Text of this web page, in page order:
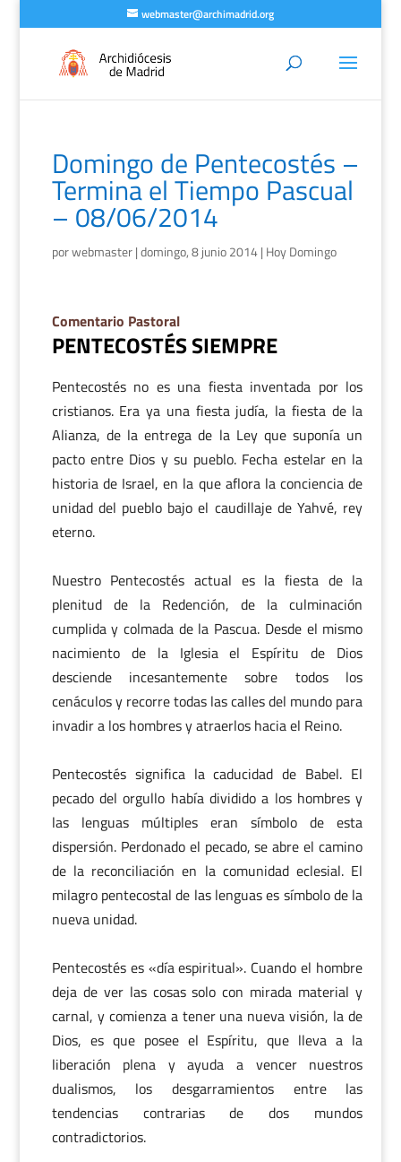
webmaster@archimadrid.org
Domingo de Pentecostés –
Termina el Tiempo Pascual
– 08/06/2014
porwebmaster|domingo, 8 junio 2014| Hoy Domingo
Comentario Pastoral
PENTECOSTÉS SIEMPRE
Pentecostés no es una fiesta inventada por los
cristianos. Era ya una fiesta judía, la fiesta de la
Alianza, de la entrega de la Ley que suponía un
pacto entre Dios y su pueblo. Fecha estelar en la
historia de Israel, en la que aflora la conciencia de
unidad del pueblo bajo el caudillaje de Yahvé, rey
eterno.
Nuestro Pentecostés actual es la fiesta de la
plenitud de la Redención, de la culminación
cumplida y colmada de la Pascua. Desde el mismo
nacimiento de la Iglesia el Espíritu de Dios
desciende incesantemente sobre todos los
cenáculos y recorre todas las calles del mundo para
invadir a los hombres y atraerlos hacia el Reino.
Pentecostés significa la caducidad de Babel. El
pecado del orgullo había dividido a los hombres y
las lenguas múltiples eran símbolo de esta
dispersión. Perdonado el pecado, se abre el camino
de la reconciliación en la comunidad eclesial. El
milagro pentecostal de las lenguas es símbolo de la
nueva unidad.
Pentecostés es «día espiritual». Cuando el hombre
deja de ver las cosas solo con mirada material y
carnal, y comienza a tener una nueva visión, la de
Dios, es que posee el Espíritu, que lleva a la
liberación plena y ayuda a vencer nuestros
dualismos, los desgarramientos entre las
tendencias contrarias de dos mundos
contradictorios.